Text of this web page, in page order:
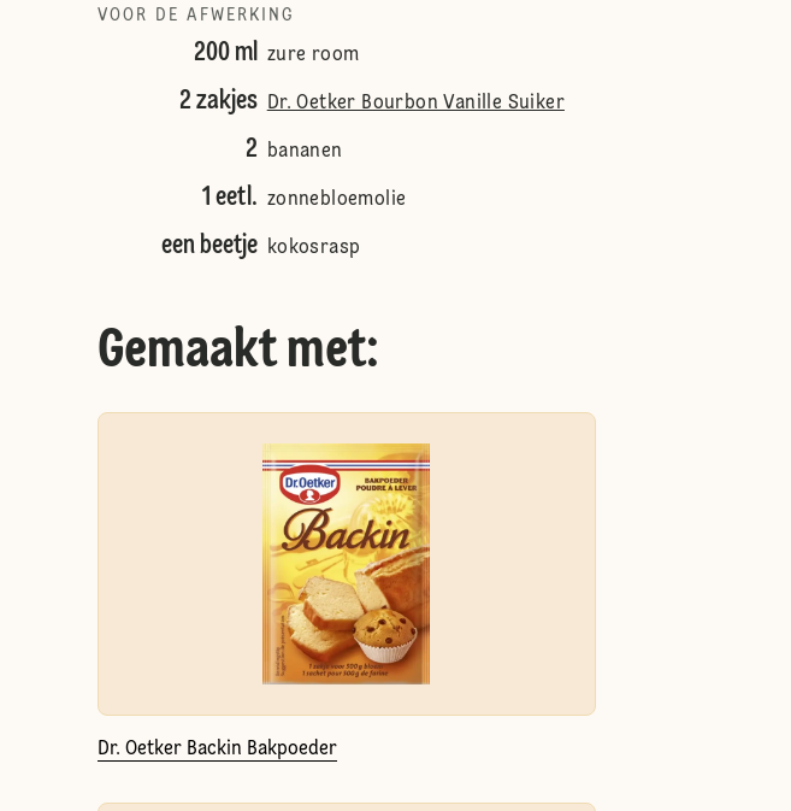
VOOR DE AFWERKING
200 ml zure room
2 zakjes Dr. Oetker Bourbon Vanille Suiker
2 bananen
1 eetl. zonnebloemolie
een beetje kokosrasp
Gemaakt met:
Dr. Oetker Backin Bakpoeder